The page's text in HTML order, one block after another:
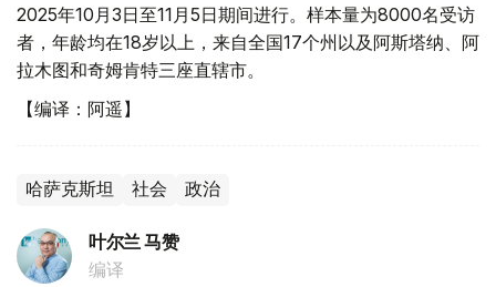
2025年10月3日至11月5日期间进行。样本量为8000名受访
者，年龄均在18岁以上，来自全国17个州以及阿斯塔纳、阿
拉木图和奇姆肯特三座直辖市。
【编译：阿遥】
哈萨克斯坦 社会 政治
叶尔兰 马赞
编译